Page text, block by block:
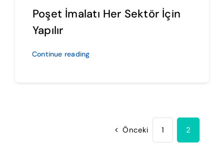
Poşet İmalatı Her Sektör İçin
Yapılır
Continue reading
Önceki 1 2